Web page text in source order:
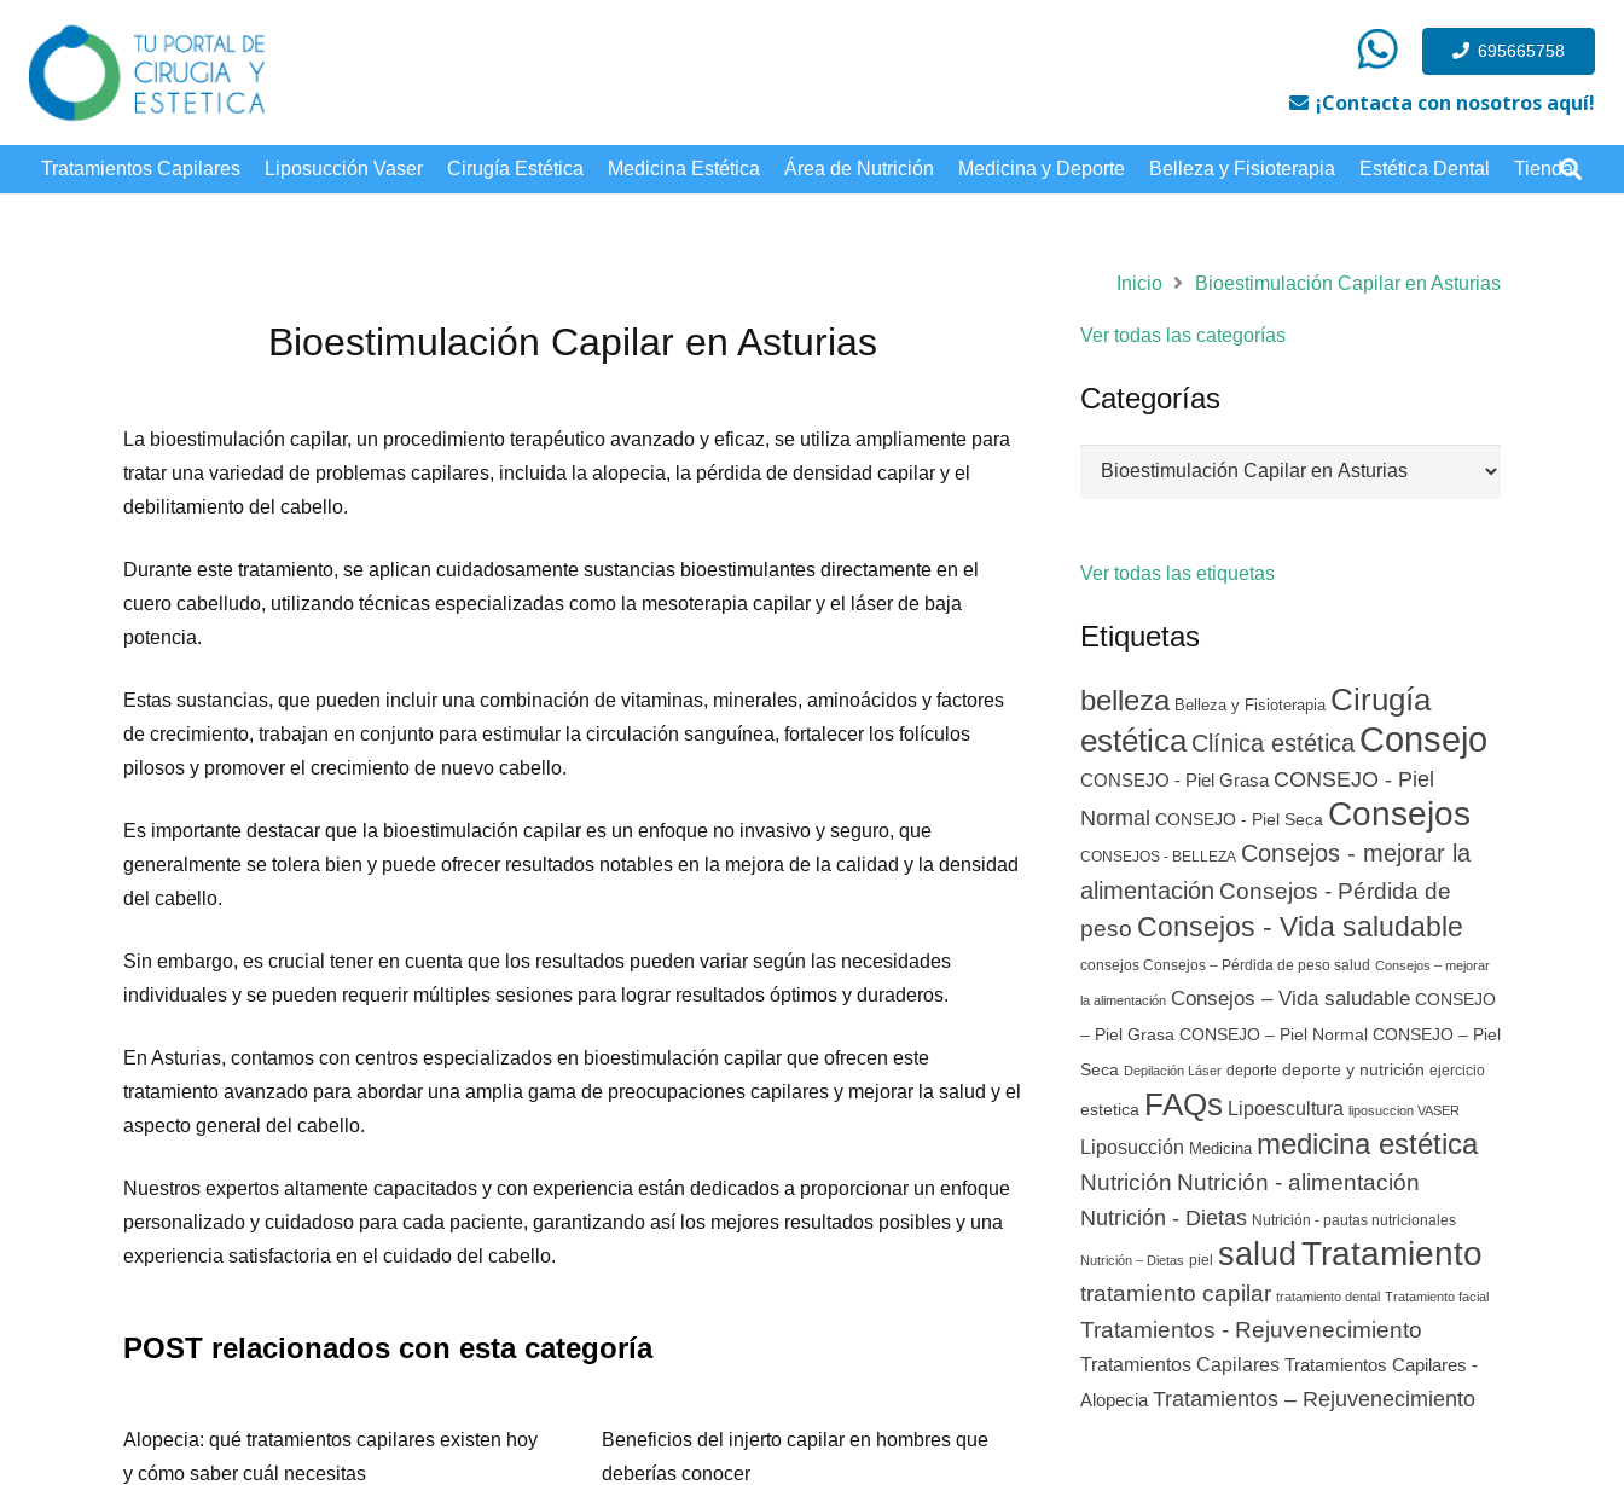
695665758
¡Contacta con nosotros aquí!
Tratamientos Capilares Liposucción Vaser Cirugía Estética Medicina Estética Área de Nutrición Medicina y Deporte Belleza y Fisioterapia Estética Dental Tienda
Inicio Bioestimulación Capilar en Asturias
Bioestimulación Capilar en Asturias
La bioestimulación capilar, un procedimiento terapéutico avanzado y eficaz, se utiliza ampliamente para
tratar una variedad de problemas capilares, incluida la alopecia, la pérdida de densidad capilar y el
debilitamiento del cabello.
Durante este tratamiento, se aplican cuidadosamente sustancias bioestimulantes directamente en el
cuero cabelludo, utilizando técnicas especializadas como la mesoterapia capilar y el láser de baja
potencia.
Estas sustancias, que pueden incluir una combinación de vitaminas, minerales, aminoácidos y factores
de crecimiento, trabajan en conjunto para estimular la circulación sanguínea, fortalecer los folículos
pilosos y promover el crecimiento de nuevo cabello.
Es importante destacar que la bioestimulación capilar es un enfoque no invasivo y seguro, que
generalmente se tolera bien y puede ofrecer resultados notables en la mejora de la calidad y la densidad
del cabello.
Sin embargo, es crucial tener en cuenta que los resultados pueden variar según las necesidades
individuales y se pueden requerir múltiples sesiones para lograr resultados óptimos y duraderos.
En Asturias, contamos con centros especializados en bioestimulación capilar que ofrecen este
tratamiento avanzado para abordar una amplia gama de preocupaciones capilares y mejorar la salud y el
aspecto general del cabello.
Nuestros expertos altamente capacitados y con experiencia están dedicados a proporcionar un enfoque
personalizado y cuidadoso para cada paciente, garantizando así los mejores resultados posibles y una
experiencia satisfactoria en el cuidado del cabello.
POST relacionados con esta categoría
Alopecia: qué tratamientos capilares existen hoy
y cómo saber cuál necesitas
Beneficios del injerto capilar en hombres que
deberías conocer
Ver todas las categorías
Categorías
Categorías
Ver todas las etiquetas
Etiquetas
belleza Belleza y Fisioterapia Cirugía
estética Clínica estética Consejo
CONSEJO - Piel Grasa CONSEJO - Piel
Normal CONSEJO - Piel Seca Consejos
CONSEJOS - BELLEZA Consejos - mejorar la
alimentación Consejos - Pérdida de
peso Consejos - Vida saludable
consejos Consejos – Pérdida de peso salud Consejos – mejorar
la alimentación Consejos – Vida saludable CONSEJO
– Piel Grasa CONSEJO – Piel Normal CONSEJO – Piel
Seca Depilación Láser deporte deporte y nutrición ejercicio
estetica FAQs Lipoescultura liposuccion VASER
Liposucción Medicina medicina estética
Nutrición Nutrición - alimentación
Nutrición - Dietas Nutrición - pautas nutricionales
Nutrición – Dietas piel salud Tratamiento
tratamiento capilar tratamiento dental Tratamiento facial
Tratamientos - Rejuvenecimiento
Tratamientos Capilares Tratamientos Capilares -
Alopecia Tratamientos – Rejuvenecimiento